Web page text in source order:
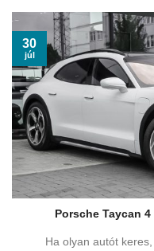
Porsche Taycan
Ha olyan autót
30
júl